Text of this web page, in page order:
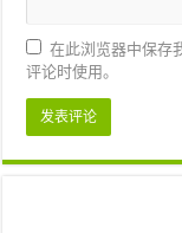
在此浏览器中保存
评论时使用。